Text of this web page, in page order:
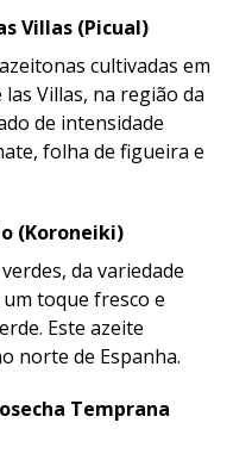
Villas (Picual)
cultivadas em
Villas, na região da
de intensidade
folha de figueira e
(Koroneiki)
da variedade
toque fresco e
Este azeite
norte de Espanha.
Temprana